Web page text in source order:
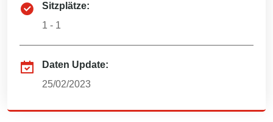
Sitzplätze:
1 - 1
Daten Update:
25/02/2023